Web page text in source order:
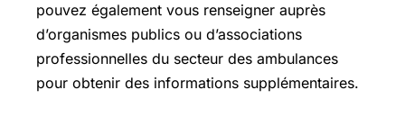
pouvez également vous renseigner auprès
d’organismes publics ou d’associations
professionnelles du secteur des ambulances
pour obtenir des informations supplémentaires.